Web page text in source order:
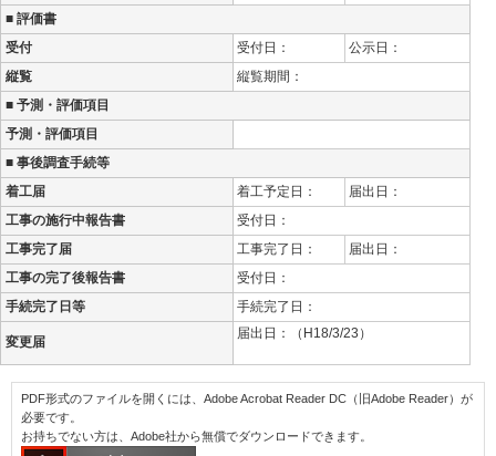
■ 評価書
受付 受付日： 公示日：
縦覧 縦覧期間：
■ 予測・評価項目
予測・評価項目
■ 事後調査手続等
着工届 着工予定日： 届出日：
工事の施行中報告書 受付日：
工事完了届 工事完了日： 届出日：
工事の完了後報告書 受付日：
手続完了日等 手続完了日：
変更届
届出日：（H18/3/23）
PDF形式のファイルを開くには、Adobe Acrobat Reader DC（旧Adobe Reader）が
必要です。
お持ちでない方は、Adobe社から無償でダウンロードできます。